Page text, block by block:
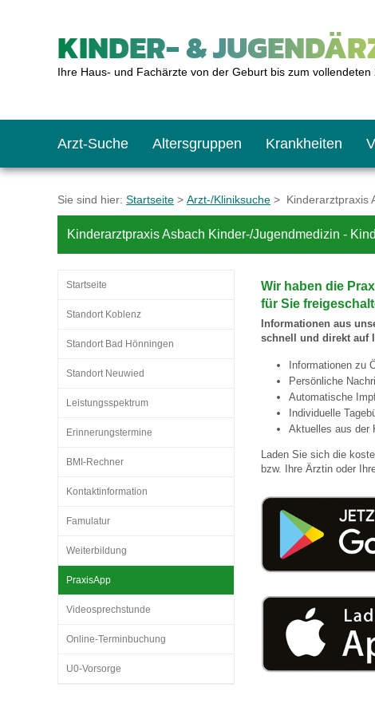
KINDER- &
Ihre Haus- und Fachärzte von der Geburt bis zum vollendeten
Arzt-Suche Altersgruppen
Das erste Jahr
Schulkinder
Krankheiten
Baby: U1 bis U6
Schulkind: U10 bis
Impfkalender
Was muss man
Impfsicherheit
Häufige Fragen
Recht auf Impfung
Vorsorge- und
Notrufnummern
Hausapotheke
Notdienste
Notdienste
Gesundheitsämter
BMI-Rechner
Blutdruckrechner
Empfehlungen zum
Hörlexikon
Material zu den
Entwicklungskalender
Broschüren und
Familienzeit gesund
Sie sind hier: Startseite > Arzt-/Kliniksuche > Kinderarztpraxis
Kinderarztpraxis Asbach Kinder-/Jugendmedizin -
Startseite
Standort Koblenz
Standort Bad Hönningen
Standort Neuwied
Leistungsspektrum
Erinnerungstermine
BMI-Rechner
Kontaktinformation
Famulatur
Weiterbildung
PraxisApp
Videosprechstunde
Online-Terminbuchung
U0-Vorsorge
Wir haben die
für Sie
Informationen aus
schnell und direkt auf
Informationen zu
Persönliche
Automatische
Individuelle
Aktuelles aus der
Laden Sie sich die
bzw. Ihre Ärztin oder